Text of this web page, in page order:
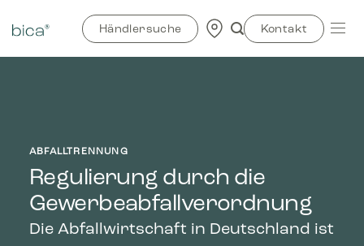
Inhalt
Händlersuche Kontakt
ABFALLTRENNUNG
Regulierung durch die
Gewerbeabfallverordnung
Die Abfallwirtschaft in Deutschland ist